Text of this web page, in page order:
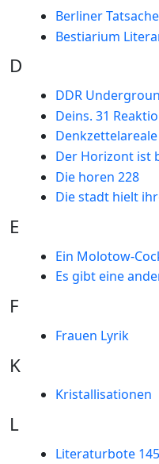
Berliner
Bestiarium
D
DDR
Deins. 31
Denkzettelareale
Der Horizont ist
Die horen 228
Die stadt hielt
E
Ein Molotow-
Es gibt eine
F
Frauen Lyrik
K
Kristallisationen
L
Literaturbote 145